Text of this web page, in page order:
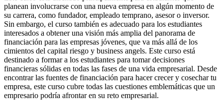
planean involucrarse con una nueva empresa en algún momento de
su carrera, como fundador, empleado temprano, asesor o inversor.
Sin embargo, el curso también es adecuado para los estudiantes
interesados a obtener una visión más amplia del panorama de
financiación para las empresas jóvenes, que va más allá de los
cimientos del capital riesgo y business angels. Este curso está
destinado a formar a los estudiantes para tomar decisiones
financieras sólidas en todas las fases de una vida empresarial. Desde
encontrar las fuentes de financiación para hacer crecer y cosechar tu
empresa, este curso cubre todas las cuestiones emblemáticas que un
empresario podría afrontar en su reto empresarial.